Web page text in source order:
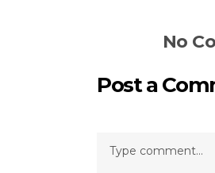
No
Post a